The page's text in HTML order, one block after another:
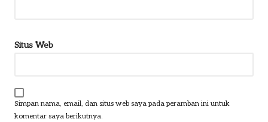
Situs Web
Simpan nama, email, dan situs web saya pada peramban ini untuk
komentar saya berikutnya.